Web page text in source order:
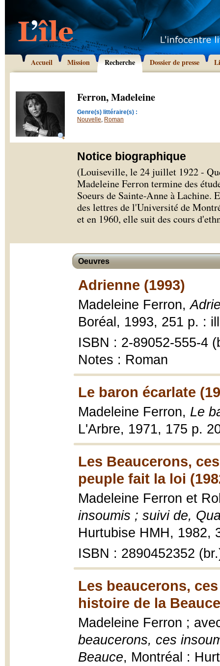
Accueil Mission Recherche Dossier de presse
Ferron, Madeleine
Genre(s) littéraire(s) :
Nouvelle, Roman
Notice biographique
(Louiseville, le 24 juillet 1922 -
Madeleine Ferron termine des
Soeurs de Sainte-Anne à Lachine.
des lettres de l'Université de
et en 1960, elle suit des cours
Oeuvres
Adrienne (1993)
Madeleine Ferron,
Boréal, 1993, 251 p. :
ISBN : 2-89052-555-4
Notes : Roman
Le baron écarlate
Madeleine Ferron, Le
L'Arbre, 1971, 175 p.
Les Beaucerons,
peuple fait la loi
Madeleine Ferron et
insoumis ; suivi de,
Hurtubise HMH, 1982,
ISBN : 2890452352
Les beaucerons,
histoire de la
Madeleine Ferron ;
beaucerons, ces
Beauce, Montréal :